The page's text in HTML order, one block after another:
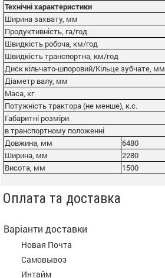
Технічні характеристики
Ширина захвату, мм
Продуктивність, га/год
Швидкість робоча, км/год
Швидкість транспортна, км/год
Диск кільчато-шпоровий/Кільце зубчате, мм
Діаметр валу, мм
Маса, кг
Потужність трактора (не менше), к.с.
Габаритні розміри
в транспортному положенні
Довжина, мм
6480
Ширина, мм
2280
Висота, мм
1500
Оплата та доставка
Варіанти доставки
Новая Почта
Самовывоз
Интайм